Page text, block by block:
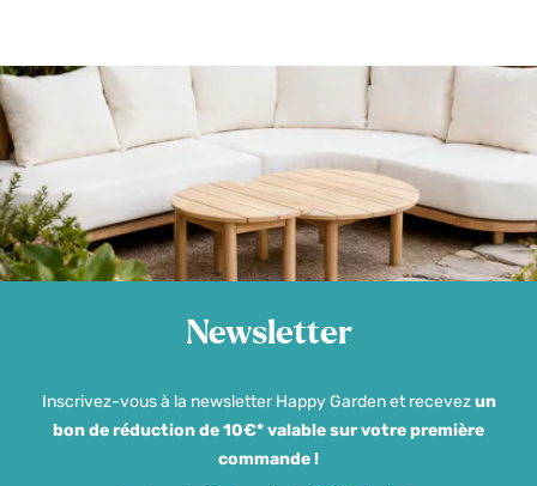
Newsletter
Inscrivez-vous à la newsletter Happy Garden et recevezun
bon de réduction de 10€* valable sur votre première
commande !